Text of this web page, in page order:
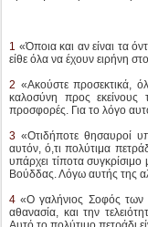
3 «Οτιδήποτε θησαυροί
αυτόν, ό,τι πολύτιμα
Βούδδας. Λόγω αυτής της
4«Ο γαλήνιος Σοφός των
Αυτό το πολύτιμο πετράδι
υπάρχει ευτυχία!
5«Εκείνη η καθαρή
συγκέντρωση. Αυτό το
αλήθειας, μπορεί να